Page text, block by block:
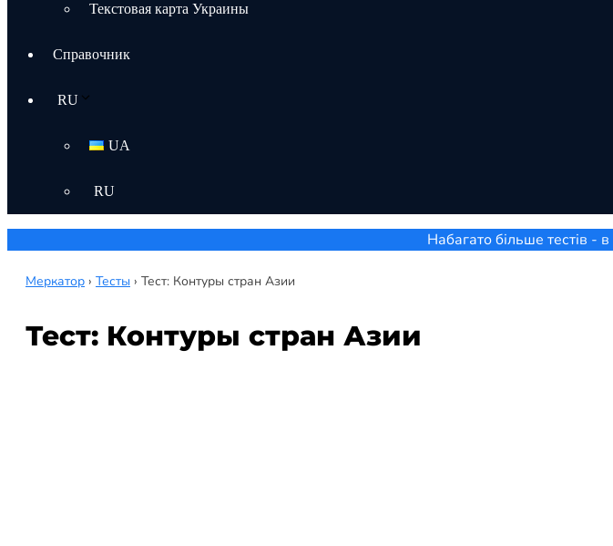
Текстовая карта Украины
Справочник
RU
UA
RU
Набагато більше тестів - в
Меркатор › Тесты › Тест: Контуры стран Азии
Тест: Контуры стран Азии